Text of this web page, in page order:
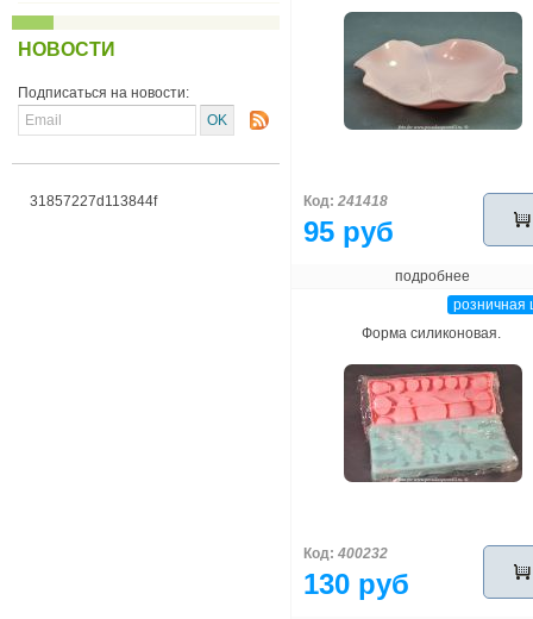
НОВОСТИ
Подписаться на новости:
31857227d113844f Код: 241418
95 руб
подробнее
розничная
Форма силиконовая.
Код: 400232
130 руб